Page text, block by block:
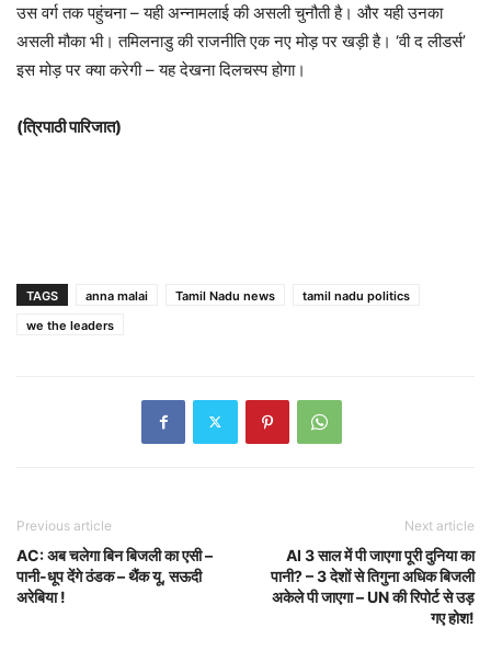
उस वर्ग तक पहुंचना – यही अन्नामलाई की असली चुनौती है। और यही उनका
असली मौका भी। तमिलनाडु की राजनीति एक नए मोड़ पर खड़ी है। ‘वी द लीडर्स’
इस मोड़ पर क्या करेगी – यह देखना दिलचस्प होगा।
(त्रिपाठी पारिजात)
TAGS anna malai Tamil Nadu news
tamil nadu politics
we the leaders
Previous article
AC: अब चलेगा बिन बिजली का एसी –
पानी-धूप देंगे ठंडक – थैंक यू, सऊदी
अरेबिया !
Next article
AI 3 साल में पी जाएगा पूरी दुनिया का
पानी? – 3 देशों से तिगुना अधिक बिजली
अकेले पी जाएगा – UN की रिपोर्ट से उड़
गए होश!